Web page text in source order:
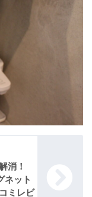
消！
ネット
ミレビ